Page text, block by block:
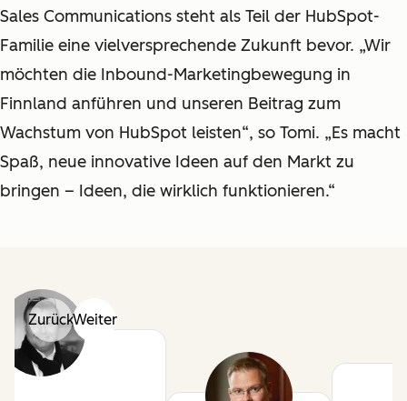
Sales Communications steht als Teil der HubSpot-
Familie eine vielversprechende Zukunft bevor. „Wir
möchten die Inbound-Marketingbewegung in
Finnland anführen und unseren Beitrag zum
Wachstum von HubSpot leisten“, so Tomi. „Es macht
Spaß, neue innovative Ideen auf den Markt zu
bringen – Ideen, die wirklich funktionieren.“
ZurückWeiter